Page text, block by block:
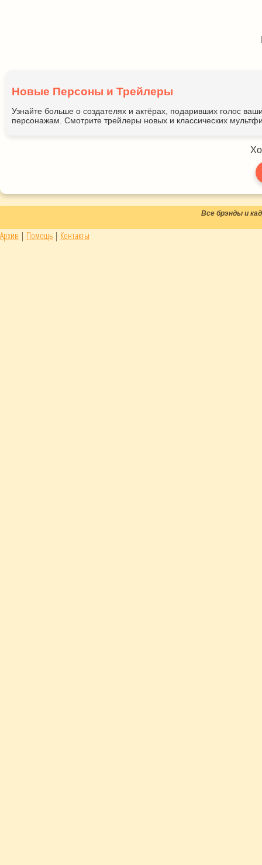
Новые Персоны и Трейлеры
Узнайте больше о создателях и актёрах, подаривших голос
персонажам. Смотрите трейлеры новых и классических
Все брэнды и
Архив | Помощь | Контакты